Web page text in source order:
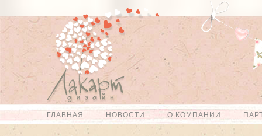
Перейти к
основному
содержанию
Skip to
navigation
Главное меню
ГЛАВНАЯ НОВОСТИ О КОМПАНИИ